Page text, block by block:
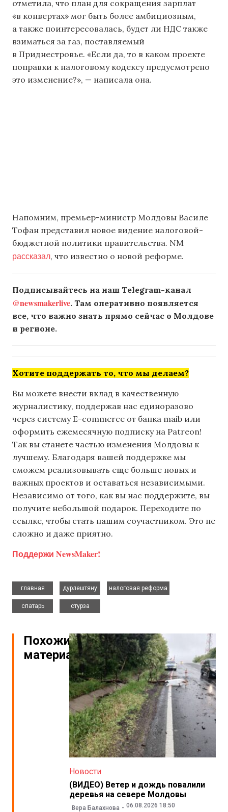
отметила, что план для сокращения зарплат
«в конвертах» мог быть более амбициозным,
а также поинтересовалась, будет ли НДС также
взиматься за газ, поставляемый
в Приднестровье. «Если да, то в каком проекте
поправки к налоговому кодексу предусмотрено
это изменение?», — написала она.
Напомним, премьер-министр Молдовы Василе
Тофан представил новое видение налоговой-
бюджетной политики правительства. NM
рассказал, что известно о новой реформе.
Подписывайтесь на наш Telegram-канал
@newsmakerlive. Там оперативно появляется
все, что важно знать прямо сейчас о Молдове
и регионе.
Хотите поддержать то, что мы делаем?
Вы можете внести вклад в качественную
журналистику, поддержав нас единоразово
через систему E-commerce от банка maib или
оформить ежемесячную подписку на Patreon!
Так вы станете частью изменения Молдовы к
лучшему. Благодаря вашей поддержке мы
сможем реализовывать еще больше новых и
важных проектов и оставаться независимыми.
Независимо от того, как вы нас поддержите, вы
получите небольшой подарок. Переходите по
ссылке, чтобы стать нашим соучастником. Это не
сложно и даже приятно.
Поддержи NewsMaker!
главная
дурлештяну
налоговая реформа
спатарь
стурза
Похожие
материалы
Новости
(ВИДЕО) Ветер и дождь повалили
деревья на севере Молдовы
Вера Балахнова 06.08.2026 18:50